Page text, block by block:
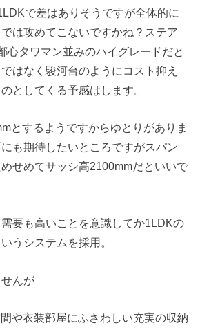
で差はありそうですが全体的に
は攻めてこないですかね？ステア
心タワマン並みのハイグレードだと
はなく駿河台のようにコスト抑え
としてくる予感はします。
とするようですからゆとりがありま
も期待したいところですがスパン
せめてサッシ高2100mmだといいで
要も高いことを意識してか1LDKの
うシステムを採用。
んが
や衣装部屋にふさわしい充実の収納